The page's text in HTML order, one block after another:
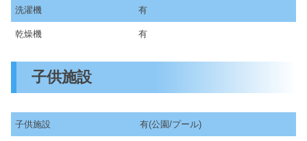
洗濯機 有
乾燥機 有
子供施設
子供施設 有(公園/プール)